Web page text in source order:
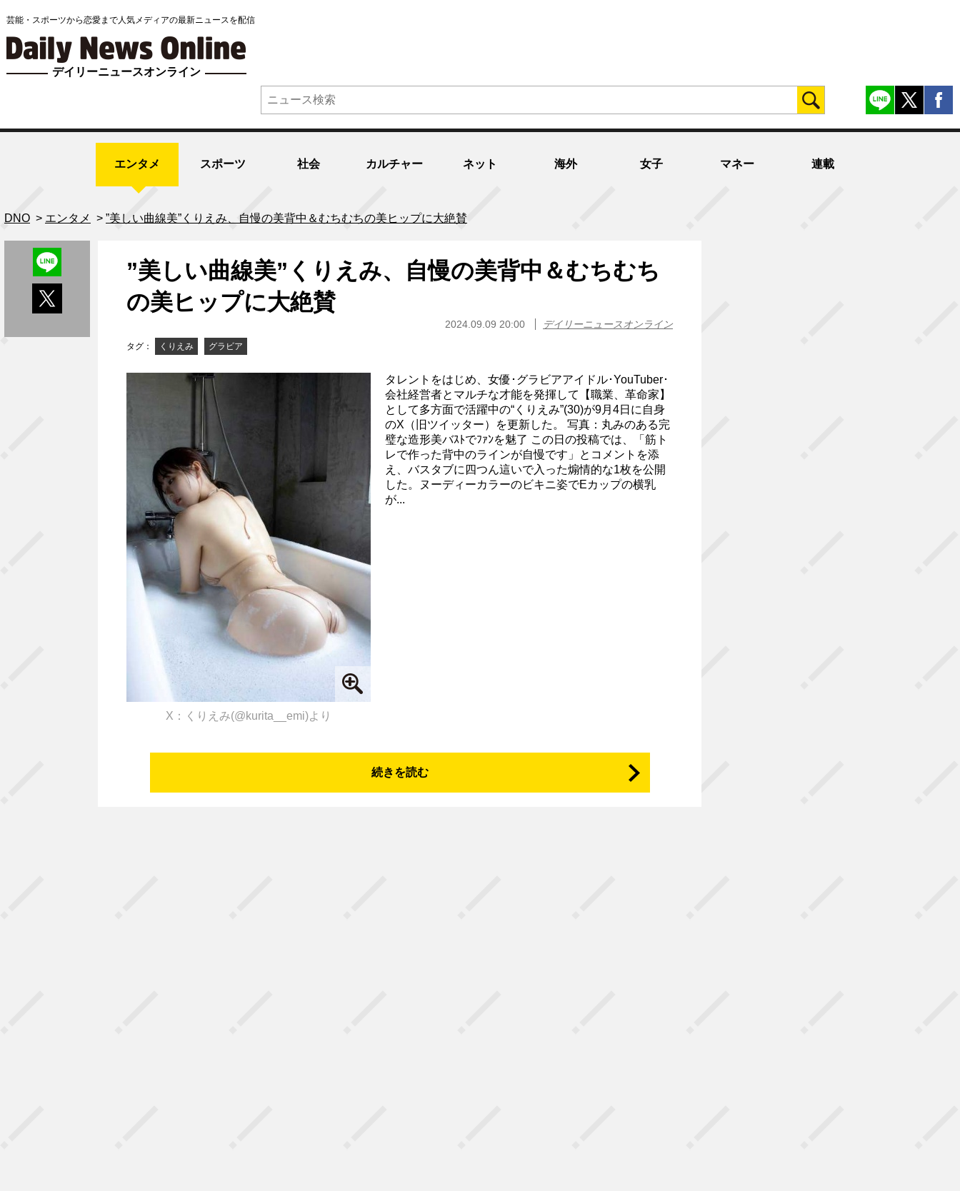
芸能・スポーツから恋愛まで人気メディアの最新ニュースを配信
デイリーニュースオンライン
エンタメ スポーツ 社会 カルチャー ネット 海外 女子 マネー 連載
DNO > エンタメ > ”美しい曲線美”くりえみ、自慢の美背中＆むちむちの美ヒップに大絶賛
”美しい曲線美”くりえみ、自慢の美背中＆むちむち
の美ヒップに大絶賛
2024.09.09 20:00 デイリーニュースオンライン
タグ： くりえみ グラビア
X：くりえみ(@kurita__emi)より
タレントをはじめ、女優･グラビアアイドル･YouTuber･
会社経営者とマルチな才能を発揮して【職業、革命家】
として多方面で活躍中の“くりえみ”(30)が9月4日に自身
のX（旧ツイッター）を更新した。 写真：丸みのある完
璧な造形美バｽﾄでﾌｧﾝを魅了 この日の投稿では、「筋ト
レで作った背中のラインが自慢です」とコメントを添
え、バスタブに四つん這いで入った煽情的な1枚を公開
した。ヌーディーカラーのビキニ姿でEカップの横乳
が...
続きを読む